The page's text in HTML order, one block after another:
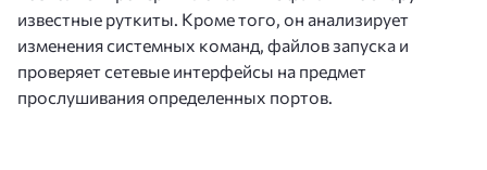
известные руткиты. Кроме того, он анализирует
изменения системных команд, файлов запуска и
проверяет сетевые интерфейсы на предмет
прослушивания определенных портов.